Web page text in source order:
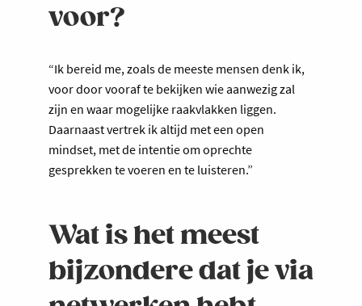
voor?
“Ik bereid me, zoals de meeste mensen denk ik,
voor door vooraf te bekijken wie aanwezig zal
zijn en waar mogelijke raakvlakken liggen.
Daarnaast vertrek ik altijd met een open
mindset, met de intentie om oprechte
gesprekken te voeren en te luisteren.”
Wat is het meest
bijzondere dat je via